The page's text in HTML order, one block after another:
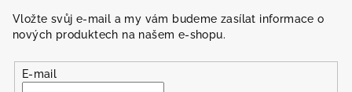
Vložte svůj e-mail a my vám budeme zasílat informace o
nových produktech na našem e-shopu.
E-mail